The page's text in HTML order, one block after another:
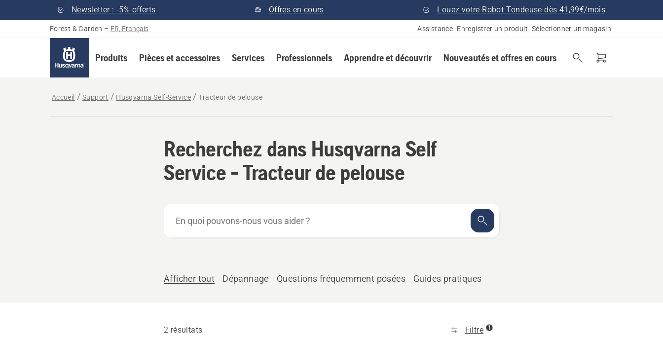
Newsletter : -5% offerts Offres en cours Louez votre Robot Tondeuse dès 41,99€/mois
Forest & Garden – FR, Français Assistance Enregistrer un produit Sélectionner un magasin
Produits Pièces et accessoires Services Professionnels Apprendre et découvrir Nouveautés et offres en cours
Accueil Support Husqvarna Self-Service Tracteur de pelouse
Recherchez dans Husqvarna Self
Service - Tracteur de pelouse
quoi
aider ?
Afficher tout Dépannage Questions fréquemment posées Guides pratiques
2 résultats Filtre 1